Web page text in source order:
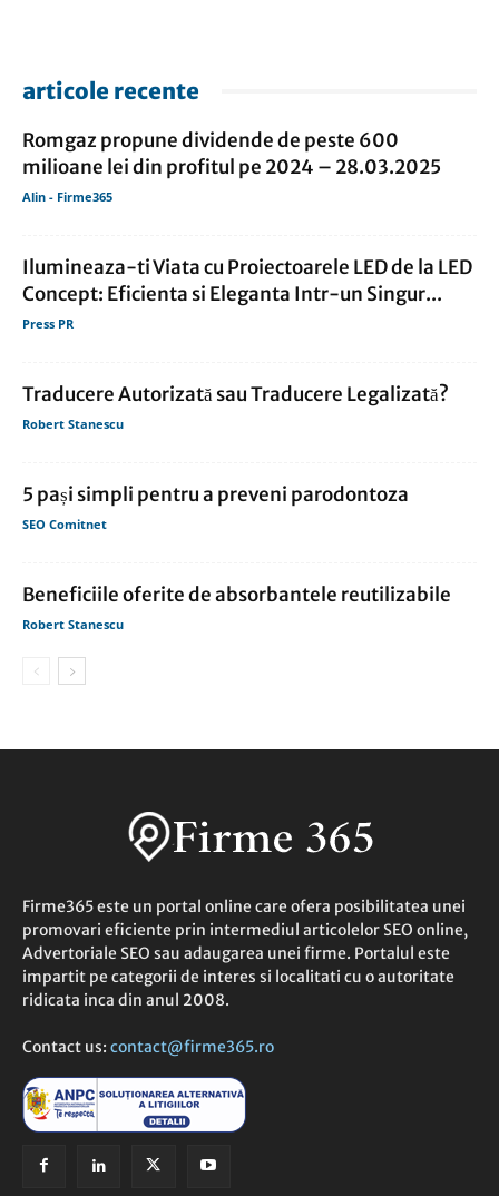
articole recente
Romgaz propune dividende de peste 600
milioane lei din profitul pe 2024 – 28.03.2025
Alin - Firme365
Ilumineaza-ti Viata cu Proiectoarele LED de la LED
Concept: Eficienta si Eleganta Intr-un Singur...
Press PR
Traducere Autorizată sau Traducere Legalizată?
Robert Stanescu
5 pași simpli pentru a preveni parodontoza
SEO Comitnet
Beneficiile oferite de absorbantele reutilizabile
Robert Stanescu
Firme365 este un portal online care ofera posibilitatea unei
promovari eficiente prin intermediul articolelor SEO online,
Advertoriale SEO sau adaugarea unei firme. Portalul este
impartit pe categorii de interes si localitati cu o autoritate
ridicata inca din anul 2008.
Contact us: contact@firme365.ro